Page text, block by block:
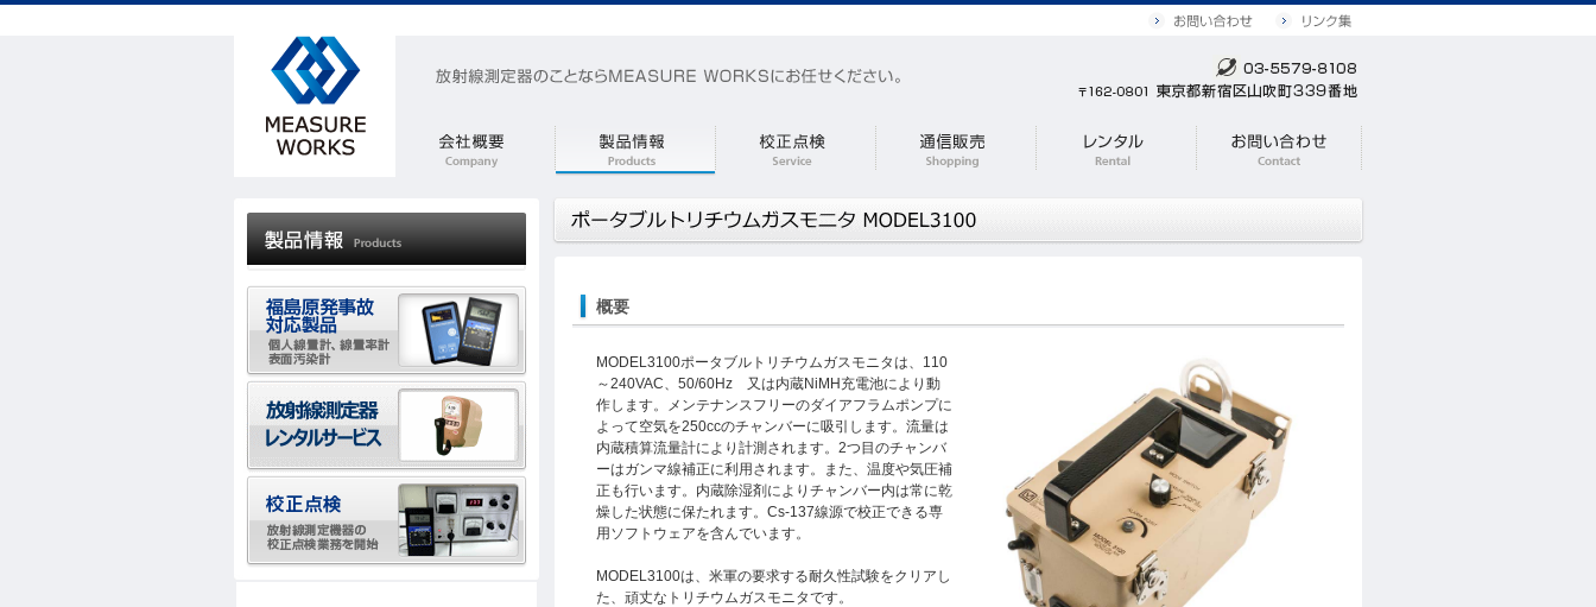
概要
MODEL3100ポータブルトリチウムガスモニタは、110
～240VAC、50/60Hz 又は内蔵NiMH充電池により動
作します。メンテナンスフリーのダイアフラムポンプに
よって空気を250ccのチャンバーに吸引します。流量は
内蔵積算流量計により計測されます。2つ目のチャンバ
ーはガンマ線補正に利用されます。また、温度や気圧補
正も行います。内蔵除湿剤によりチャンバー内は常に乾
燥した状態に保たれます。Cs-137線源で校正できる専
用ソフトウェアを含んでいます。
MODEL3100は、米軍の要求する耐久性試験をクリアし
た、頑丈なトリチウムガスモニタです。